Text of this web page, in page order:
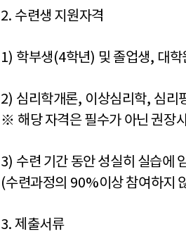
2. 수련생 지원자격
1) 학부생(4학년) 및 졸업생, 대학
2) 심리학개론, 이상심리학, 심리
※ 해당 자격은 필수가 아닌 권장
3) 수련 기간 동안 성실히 실습에
(수련과정의 90%이상 참여하지
3. 제출서류